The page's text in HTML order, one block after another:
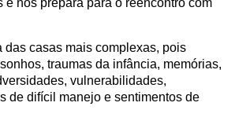
e nos prepara para o reencontro com
das casas mais complexas, pois
traumas da infância, memórias,
vulnerabilidades,
de difícil manejo e sentimentos de